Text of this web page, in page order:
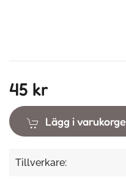
45 kr
Lägg i
Tillverkare: